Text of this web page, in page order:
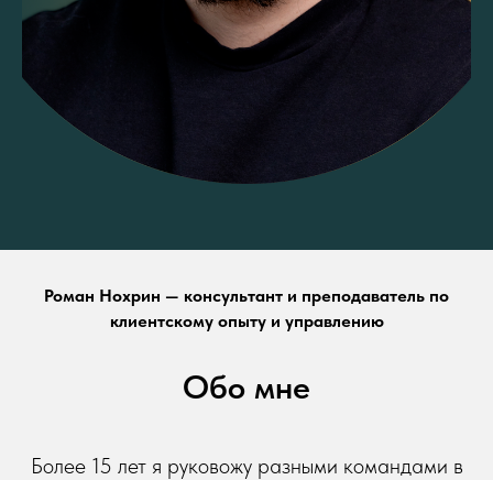
Роман Нохрин — консультант и преподаватель по
клиентскому опыту и управлению
Обо мне
Более 15 лет я руковожу разными командами в